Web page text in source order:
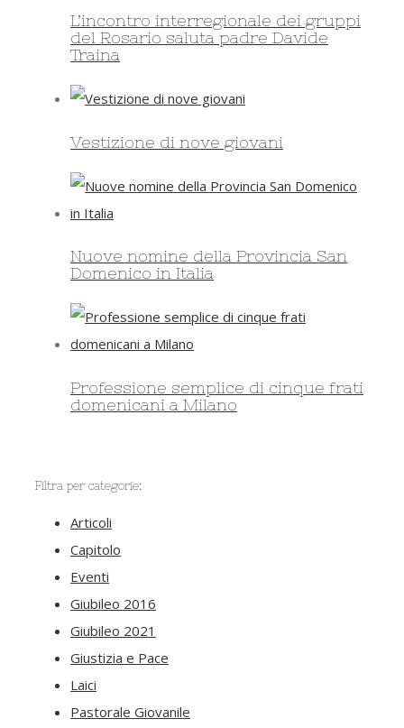
L’incontro interregionale dei gruppi
del Rosario saluta padre Davide
Traina
Vestizione di nove giovani
Nuove nomine della Provincia San
Domenico in Italia
Professione semplice di cinque frati
domenicani a Milano
Filtra per categorie:
Articoli
Capitolo
Eventi
Giubileo 2016
Giubileo 2021
Giustizia e Pace
Laici
Pastorale Giovanile